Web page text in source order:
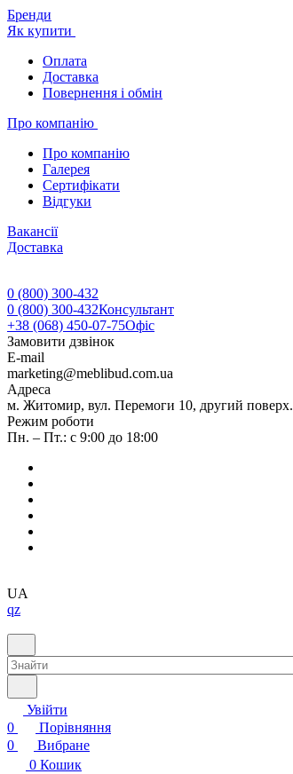
Бренди
Як купити
Оплата
Доставка
Повернення і обмін
Про компанію
Про компанію
Галерея
Сертифікати
Відгуки
Вакансії
Доставка
0 (800) 300-432
0 (800) 300-432Консультант
+38 (068) 450-07-75Офіс
Замовити дзвінок
E-mail
marketing@meblibud.com.ua
Адреса
м. Житомир, вул. Перемоги 10, другий поверх.
Режим роботи
Пн. – Пт.: с 9:00 до 18:00
UA
qz
Увійти
0
Порівняння
0
Вибране
0 Кошик